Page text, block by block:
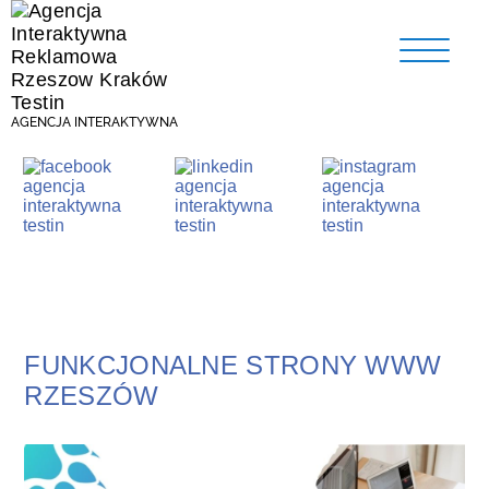
AGENCJA INTERAKTYWNA
FUNKCJONALNE STRONY WWW
RZESZÓW